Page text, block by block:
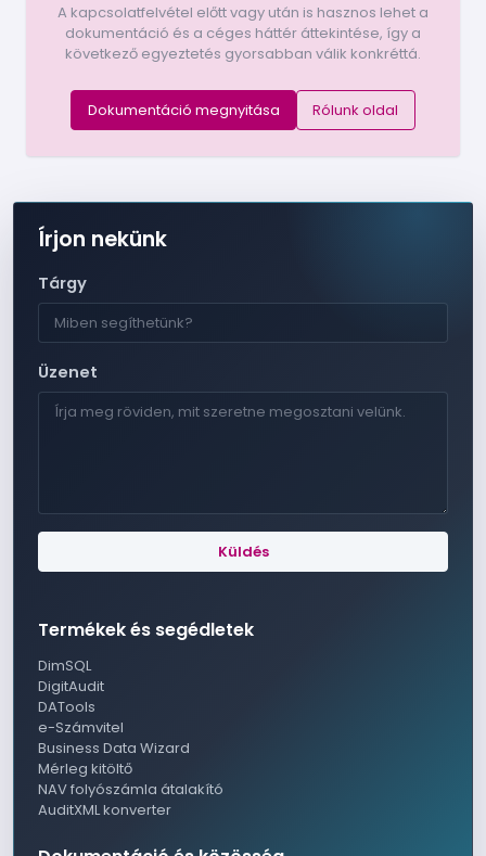
A kapcsolatfelvétel előtt vagy után is hasznos lehet a
dokumentáció és a céges háttér áttekintése, így a
következő egyeztetés gyorsabban válik konkréttá.
Dokumentáció megnyitása Rólunk oldal
Írjon nekünk
Tárgy
Üzenet
Küldés
Termékek és segédletek
DimSQL
DigitAudit
DATools
e-Számvitel
Business Data Wizard
Mérleg kitöltő
NAV folyószámla átalakító
AuditXML konverter